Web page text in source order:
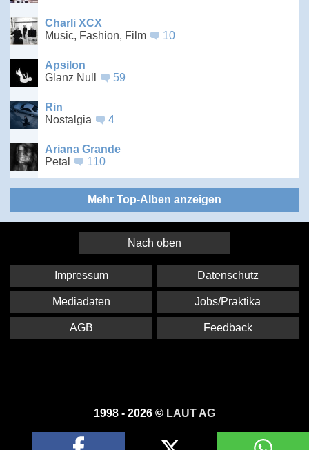
Charli XCX
Music, Fashion, Film
10
Apsilon
Glanz Null
59
Rin
Nostalgia
4
Ariana Grande
Petal
110
Mehr Top-Alben anzeigen
Nach oben
1998 - 2026 © LAUT AG
Impressum Datenschutz
Mediadaten Jobs/Praktika
AGB Feedback